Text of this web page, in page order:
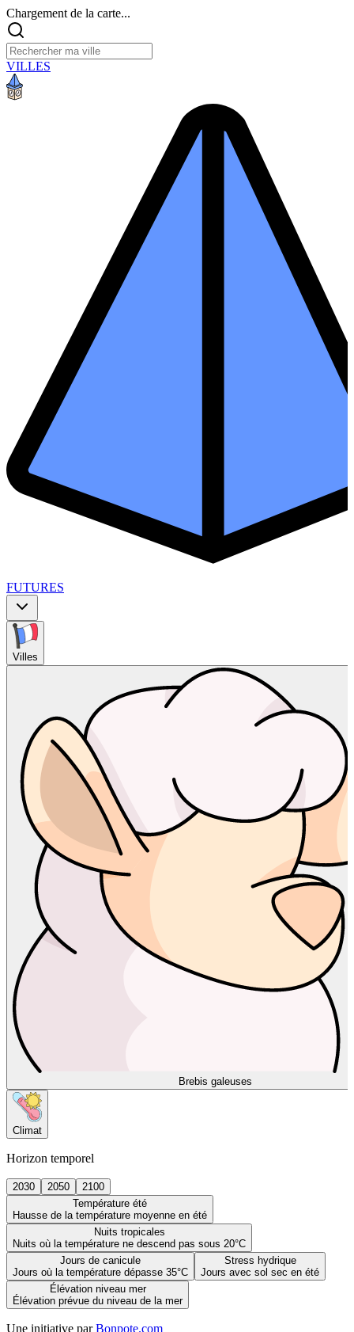
Chargement de la carte...
VILLES
FUTURES
Villes
Brebis galeuses
Climat
Horizon temporel
2030 2050
2100
Température été
Hausse de la température moyenne en été
Nuits tropicales
Nuits où la température ne descend pas sous 20°C
Jours de canicule
Jours où la température dépasse 35°C
Stress hydrique
Jours avec sol sec en été
Élévation niveau mer
Élévation prévue du niveau de la mer
Une initiative par Bonpote.com